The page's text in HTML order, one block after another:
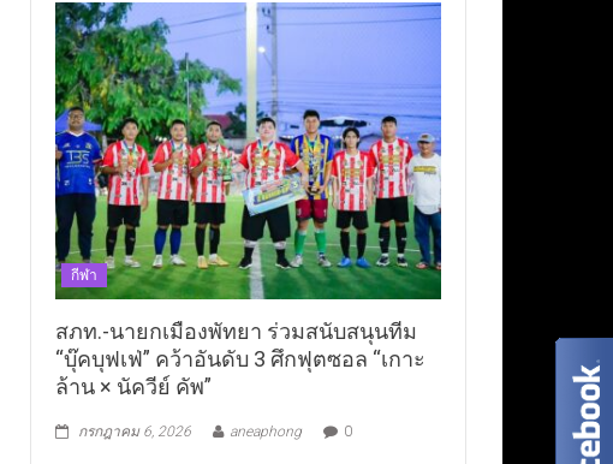
กีฬา
สภท.-นายกเมืองพัทยา ร่วมสนับสนุนทีม
“บุ๊คบุฟเฟ่” คว้าอันดับ 3 ศึกฟุตซอล “เกาะ
ล้าน × นัควีย์ คัพ”
กรกฎาคม 6, 2026 aneaphong 0